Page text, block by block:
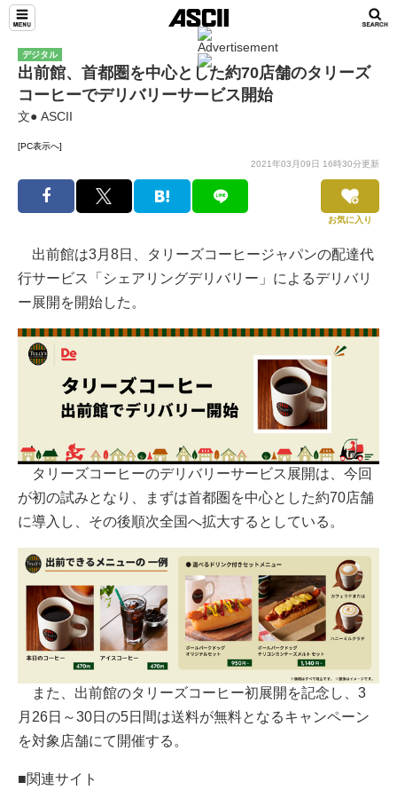
デジタル
出前館、首都圏を中心とした約70店舗のタリーズ
コーヒーでデリバリーサービス開始
文● ASCII
[PC表示へ]
2021年03月09日 16時30分更新
お気に入り
出前館は3月8日、タリーズコーヒージャパンの配達代
行サービス「シェアリングデリバリー」によるデリバリ
ー展開を開始した。
タリーズコーヒーのデリバリーサービス展開は、今回
が初の試みとなり、まずは首都圏を中心とした約70店舗
に導入し、その後順次全国へ拡大するとしている。
また、出前館のタリーズコーヒー初展開を記念し、3
月26日～30日の5日間は送料が無料となるキャンペーン
を対象店舗にて開催する。
■関連サイト